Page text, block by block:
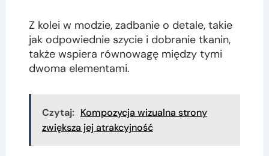
Z kolei w modzie, zadbanie o detale, takie
jak odpowiednie szycie i dobranie tkanin,
także wspiera równowagę między tymi
dwoma elementami.
Czytaj: Kompozycja wizualna strony
zwiększa jej atrakcyjność